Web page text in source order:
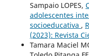
Sampaio LOPES,
adolescentes
socioeducativa ,
(2023): Revista
Tamara Maciel